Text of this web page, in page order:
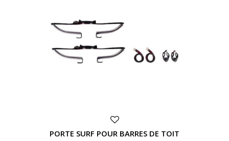
PORTE SURF POUR BARRES DE TOIT